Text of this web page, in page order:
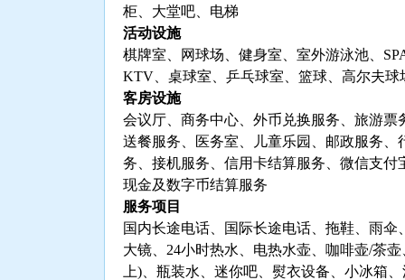
柜、大堂吧、电梯
活动设施
棋牌室、网球场、健身室、室外游泳池、
KTV、桌球室、乒乓球室、篮球、高尔夫球
客房设施
会议厅、商务中心、外币兑换服务、旅游票
送餐服务、医务室、儿童乐园、邮政服务、
务、接机服务、信用卡结算服务、微信支付
现金及数字币结算服务
服务项目
国内长途电话、国际长途电话、拖鞋、雨伞
大镜、24小时热水、电热水壶、咖啡壶/茶
上)、瓶装水、迷你吧、熨衣设备、小冰箱